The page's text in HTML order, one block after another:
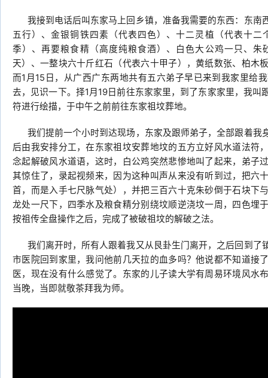
我接到电话后叫东家马上回乡镇，准备我需要的东西：东南
五行）、金银铜铁四素（代表四色）、十二灵植（代表十二
季）、再要粮食精（高度纯粮食酒）、白色大公鸡一只、朱
天）、一整块六十斤红石（代表六十甲子），黄纸数张、柏木
而1月15日，从广西广东两地共有五六弟子早已来到我家里给
去，见识一下。择1月19日前往东家家里，到了东家家里，我叫
符进行绘描，于中午之前前往东家祖坟葬地。
我们提前一个小时到达现场，东家及跟师弟子，全部跟着我
后由我安排分工，在东家祖坟安葬地坟的五方立好风水道法符
念起解破风水道语，这时，白公鸡突然悲惨地叫了起来，弟子
其惊住了，录起视频来，因为这种叫声从来没有听到过，把六
首，而是入手七尺脉气处），并把三百六十克朱砂倒于石块下
龙处一尺下，四季水及粮食精分别绕坟顺逆浇坟一周，四色埋
按祖传全盘操作之后，完成了被破祖坟的解破之法。
我们离开时，所有人跟着我又从艮卦生门离开，之后回到了
市医院回到家里，我问他前几天拉的血多吗？他说都不知道接
医，现在没有什么感觉了。东家的儿子读大学有周易环境风水
当晚，当即就敬茶拜我为师。